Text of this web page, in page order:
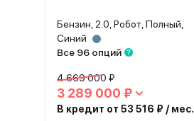
Бензин, 2.0, Робот, Полный,
Синий
Все 96 опций
4 669 000 ₽
3 289 000 ₽
В кредит от 53 516 ₽ / мес.